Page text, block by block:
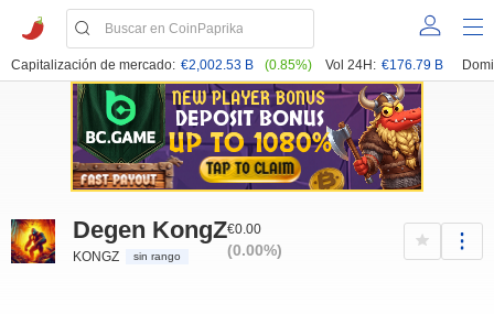
Capitalización de mercado: €2,002.53 B (0.85%) Vol 24H: €176.79 B
Degen KongZ
KONGZ sin rango
€0.00
(0.00%)